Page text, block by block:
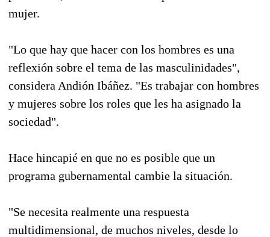
mujer.
"Lo que hay que hacer con los hombres es una
reflexión sobre el tema de las masculinidades",
considera Andión Ibáñez. "Es trabajar con hombres
y mujeres sobre los roles que les ha asignado la
sociedad".
Hace hincapié en que no es posible que un
programa gubernamental cambie la situación.
"Se necesita realmente una respuesta
multidimensional, de muchos niveles, desde lo